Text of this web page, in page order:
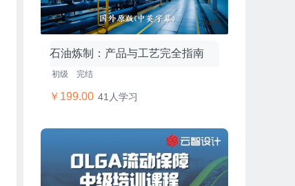
204节
石油炼制：产品与工艺完全指南
初级 完结
￥199.00 41人学习